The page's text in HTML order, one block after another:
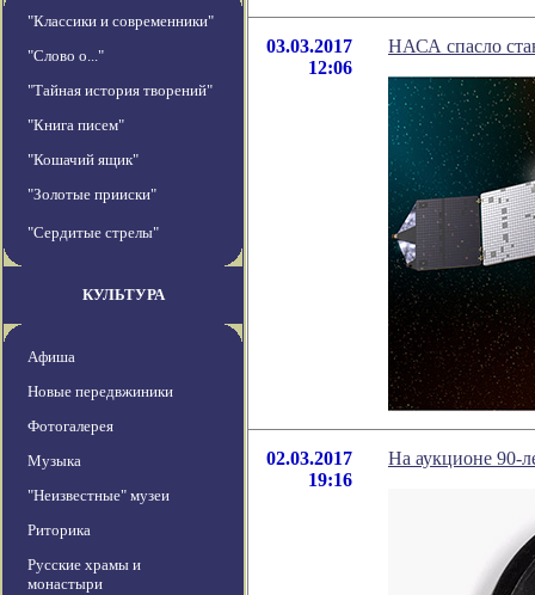
"Классики и современники"
"Слово о..."
"Тайная история творений"
"Книга писем"
"Кошачий ящик"
"Золотые прииски"
"Сердитые стрелы"
КУЛЬТУРА
Афиша
Новые передвжиники
Фотогалерея
Музыка
"Неизвестные" музеи
Риторика
Русские храмы и
монастыри
03.03.2017
12:06
НАСА спасло
02.03.2017
19:16
На аукционе 90-